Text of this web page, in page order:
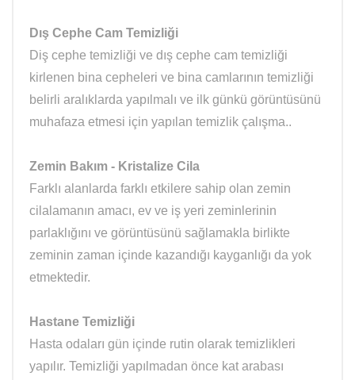
Dış Cephe Cam Temizliği
Diş cephe temizliği ve dış cephe cam temizliği
kirlenen bina cepheleri ve bina camlarının temizliği
belirli aralıklarda yapılmalı ve ilk günkü görüntüsünü
muhafaza etmesi için yapılan temizlik çalışma..
Zemin Bakım - Kristalize Cila
Farklı alanlarda farklı etkilere sahip olan zemin
cilalamanın amacı, ev ve iş yeri zeminlerinin
parlaklığını ve görüntüsünü sağlamakla birlikte
zeminin zaman içinde kazandığı kayganlığı da yok
etmektedir.
Hastane Temizliği
Hasta odaları gün içinde rutin olarak temizlikleri
yapılır. Temizliği yapılmadan önce kat arabası